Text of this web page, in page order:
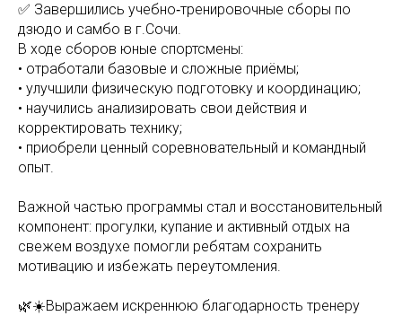
✅ Завершились учебно‑тренировочные сборы по
дзюдо и самбо в г.Сочи.
В ходе сборов юные спортсмены:
• отработали базовые и сложные приёмы;
• улучшили физическую подготовку и координацию;
• научились анализировать свои действия и
корректировать технику;
• приобрели ценный соревновательный и командный
опыт.
Важной частью программы стал и восстановительный
компонент: прогулки, купание и активный отдых на
свежем воздухе помогли ребятам сохранить
мотивацию и избежать переутомления.
🌿☀️Выражаем искреннюю благодарность тренеру